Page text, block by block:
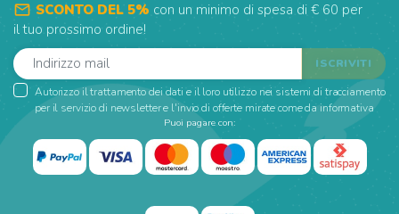
mail_outline SCONTO DEL 5% con un minimo di spesa di € 60 per
il tuo prossimo ordine!
Autorizzo il trattamento dei dati e il loro utilizzo nei sistemi di tracciamento
per il servizio di newsletter e l'invio di offerte mirate come da informativa
Puoi pagare con: